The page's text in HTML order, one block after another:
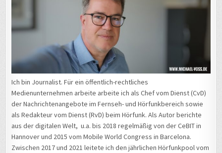
Ich bin Journalist. Für ein öffentlich-rechtliches
Medienunternehmen arbeite arbeite ich als Chef vom Dienst (CvD)
der Nachrichtenangebote im Fernseh- und Hörfunkbereich sowie
als Redakteur vom Dienst (RvD) beim Hörfunk. Als Autor berichte
aus der digitalen Welt, u.a. bis 2018 regelmäßig von der CeBIT in
Hannover und 2015 vom Mobile World Congress in Barcelona.
Zwischen 2017 und 2021 leitete ich den jährlichen Hörfunkpool vom